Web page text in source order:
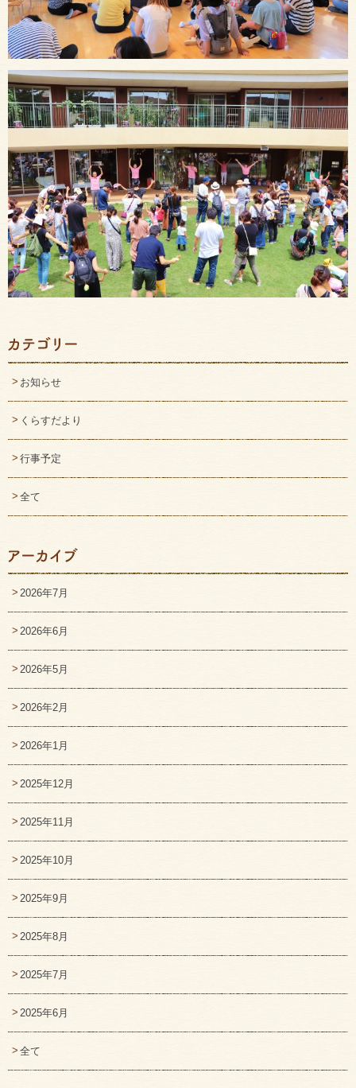
お知らせ
くらすだより
行事予定
全て
2026年7月
2026年6月
2026年5月
2026年2月
2026年1月
2025年12月
2025年11月
2025年10月
2025年9月
2025年8月
2025年7月
2025年6月
全て